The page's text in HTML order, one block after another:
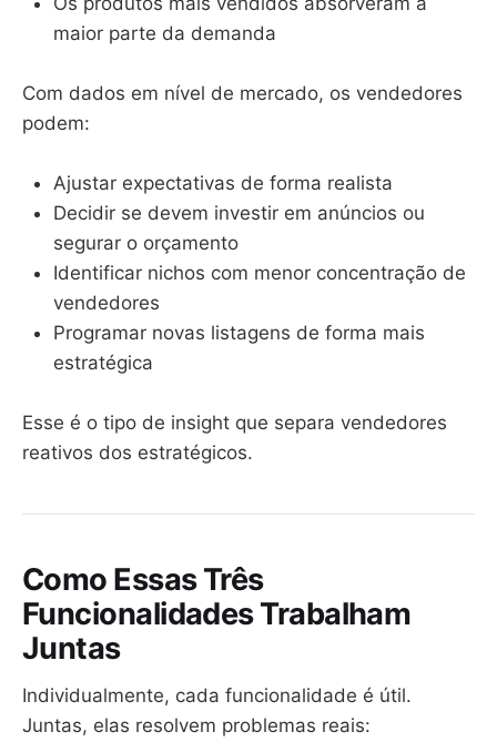
maior parte da demanda
Com dados em nível de mercado, os vendedores
podem:
Ajustar expectativas de forma realista
Decidir se devem investir em anúncios ou
segurar o orçamento
Identificar nichos com menor concentração de
vendedores
Programar novas listagens de forma mais
estratégica
Esse é o tipo de insight que separa vendedores
reativos dos estratégicos.
Como Essas Três
Funcionalidades Trabalham
Juntas
Individualmente, cada funcionalidade é útil.
Juntas, elas resolvem problemas reais: